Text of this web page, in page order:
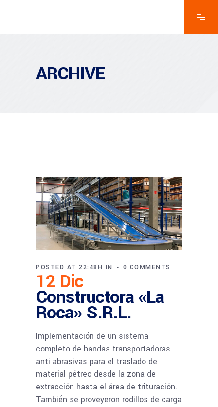
ARCHIVE
12 Dic
Constructora «La
Roca» S.R.L.
POSTED AT 22:48H IN 0 COMMENTS
Implementación de un sistema
completo de bandas transportadoras
anti abrasivas para el traslado de
material pétreo desde la zona de
extracción hasta el área de trituración.
También se proveyeron rodillos de carga